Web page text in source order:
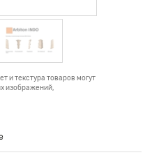
и текстура товаров могут
изображений,